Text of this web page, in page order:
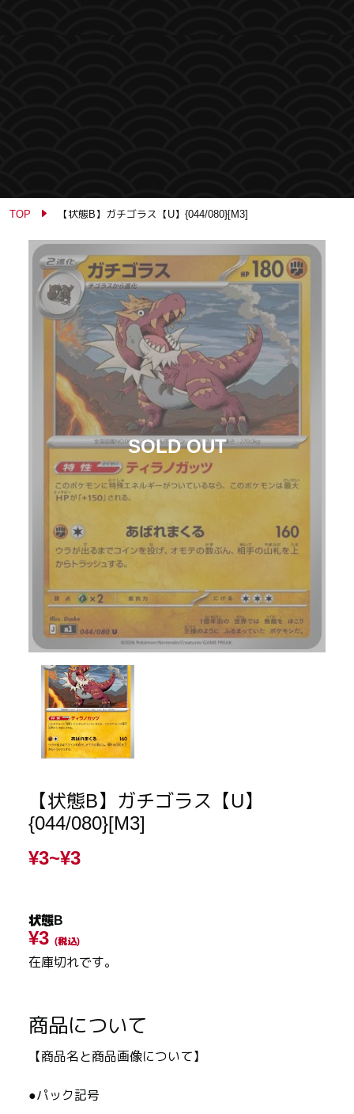
TOP 【状態B】ガチゴラス【U】{044/080}[M3]
【状態B】ガチゴラス【U】
{044/080}[M3]
¥3~¥3
状態B
¥3 (税込)
在庫切れです。
商品について
【商品名と商品画像について】
●パック記号